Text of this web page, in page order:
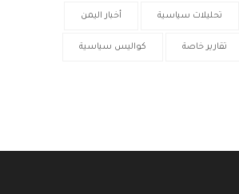
تحليلات سياسية أخبار اليمن
تقارير خاصة كواليس سياسية